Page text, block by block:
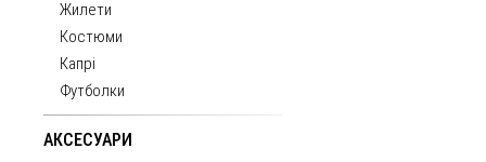
Жилети
Костюми
Капрі
Футболки
АКСЕСУАРИ